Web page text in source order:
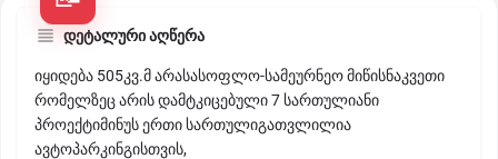
დეტალური აღწერა
იყიდება 505კვ.მ არასასოფლო-სამეურნეო მიწისნაკვეთი
რომელზეც არის დამტკიცებული 7 სართულიანი
პროექტიმინუს ერთი სართულიგათვლილია
ავტოპარკინგისთვის,